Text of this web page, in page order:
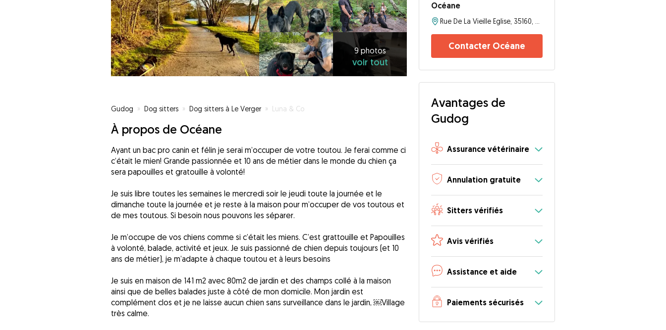
9 photos
voir tout
photos
Gudog » Dog sitters » Dog sitters à Le Verger » Luna & Co
À propos de Océane
Ayant un bac pro canin et félin je serai m’occuper de votre toutou. Je ferai comme ci
c’était le mien! Grande passionnée et 10 ans de métier dans le monde du chien ça
sera papouilles et gratouille à volonté!
Je suis libre toutes les semaines le mercredi soir le jeudi toute la journée et le
dimanche toute la journée et je reste à la maison pour m’occuper de vos toutous et
de mes toutous. Si besoin nous pouvons les séparer.
Je m’occupe de vos chiens comme si c’était les miens. C’est grattouille et Papouilles
à volonté, balade, activité et jeux. Je suis passionné de chien depuis toujours (et 10
ans de métier), je m’adapte à chaque toutou et à leurs besoins
Je suis en maison de 141 m2 avec 80m2 de jardin et des champs collé à la maison
ainsi que de belles balades juste à côté de mon domicile. Mon jardin est
complément clos et je ne laisse aucun chien sans surveillance dans le jardin, ￼Village
très calme.
Océane
Contacter Océane
Avantages de
Gudog
Assurance vétérinaire
Annulation gratuite
Sitters vérifiés
Avis vérifiés
Assistance et aide
Paiements sécurisés